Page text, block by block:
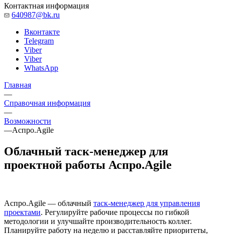
Контактная информация
640987@bk.ru
Вконтакте
Telegram
Viber
Viber
WhatsApp
Главная
—
Справочная информация
—
Возможности
—Аспро.Agile
Облачный таск-менеджер для
проектной работы Аспро.Agile
Аспро.Agile — облачный таск-менеджер для управления
проектами. Регулируйте рабочие процессы по гибкой
методологии и улучшайте производительность коллег.
Планируйте работу на неделю и расставляйте приоритеты,